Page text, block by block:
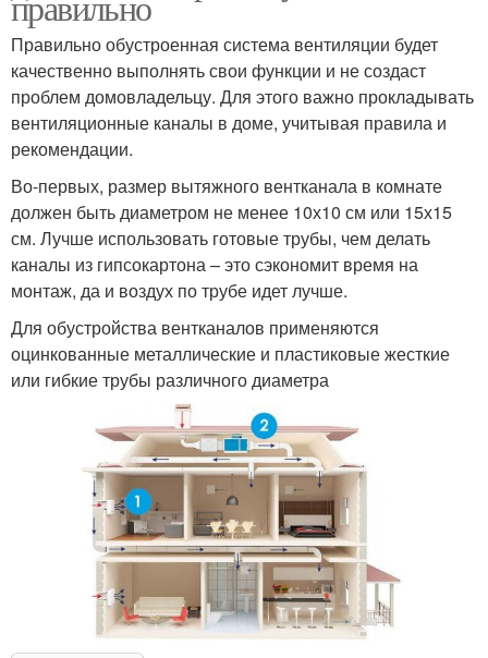
Правильно обустроенная система вентиляции будет
качественно выполнять свои функции и не создаст
проблем домовладельцу. Для этого важно прокладывать
вентиляционные каналы в доме, учитывая правила и
рекомендации.
Во-первых, размер вытяжного вентканала в комнате
должен быть диаметром не менее 10х10 см или 15х15
см. Лучше использовать готовые трубы, чем делать
каналы из гипсокартона – это сэкономит время на
монтаж, да и воздух по трубе идет лучше.
Для обустройства вентканалов применяются
оцинкованные металлические и пластиковые жесткие
или гибкие трубы различного диаметра